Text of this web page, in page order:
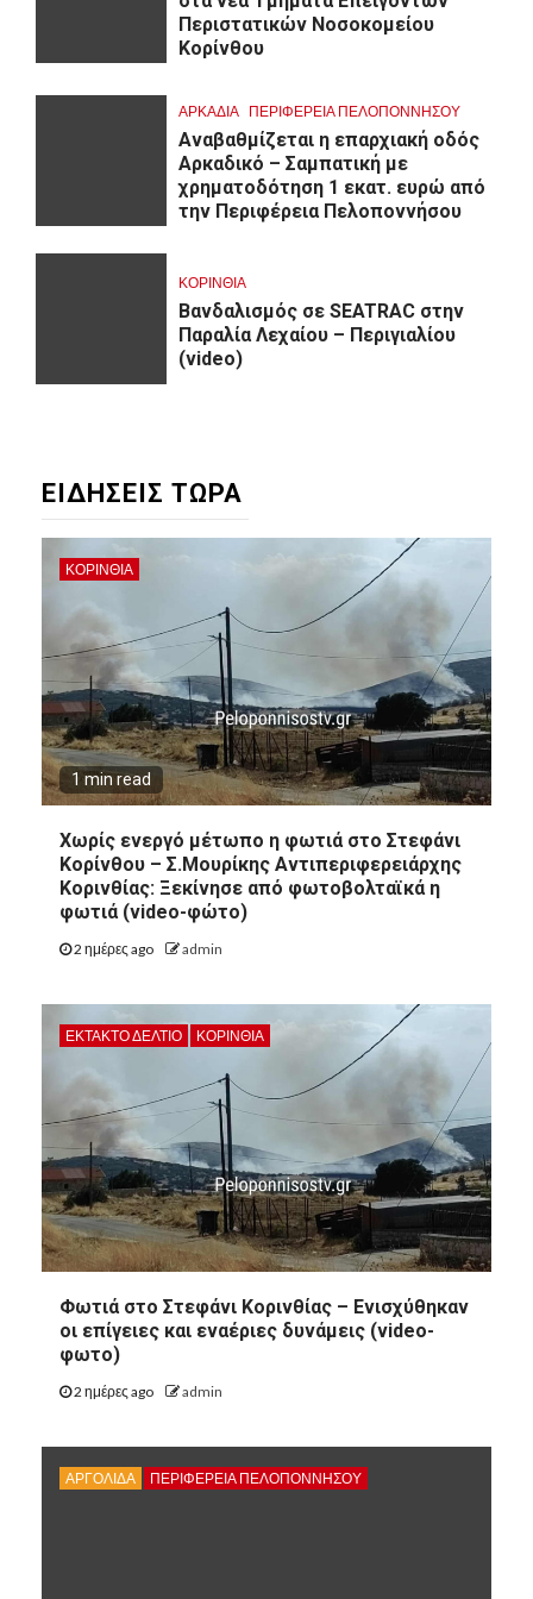
Περιστατικών Νοσοκομείου
Κορίνθου
ΑΡΚΑΔΊΑ ΠΕΡΙΦΈΡΕΙΑ ΠΕΛΟΠΟΝΝΉΣΟΥ
Αναβαθμίζεται η επαρχιακή οδός
Αρκαδικό – Σαμπατική με
χρηματοδότηση 1 εκατ. ευρώ από
την Περιφέρεια Πελοποννήσου
ΚΟΡΙΝΘΊΑ
Βανδαλισμός σε SEATRAC στην
Παραλία Λεχαίου – Περιγιαλίου
(video)
ΕΙΔΗΣΕΙΣ ΤΩΡΑ
ΚΟΡΙΝΘΊΑ
1 min read
Χωρίς ενεργό μέτωπο η φωτιά στο Στεφάνι
Κορίνθου – Σ.Μουρίκης Αντιπεριφερειάρχης
Κορινθίας: Ξεκίνησε από φωτοβολταϊκά η
φωτιά (video-φώτο)
2 ημέρες ago admin
ΕΚΤΑΚΤΟ ΔΕΛΤΙΟ ΚΟΡΙΝΘΊΑ
Φωτιά στο Στεφάνι Κορινθίας – Ενισχύθηκαν
οι επίγειες και εναέριες δυνάμεις (video-
φωτο)
2 ημέρες ago admin
ΑΡΓΟΛΙΔΑ ΠΕΡΙΦΈΡΕΙΑ ΠΕΛΟΠΟΝΝΉΣΟΥ